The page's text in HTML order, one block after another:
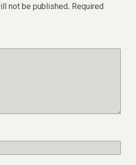
not be published. Required